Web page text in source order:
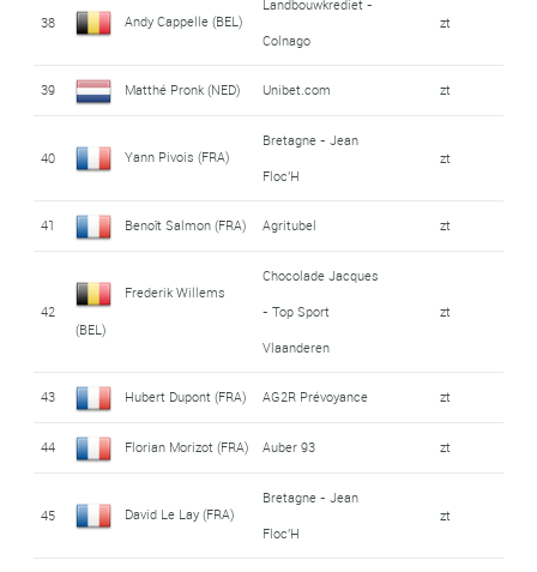
38 Andy Cappelle (BEL)
Landbouwkrediet -
Colnago
zt
39 Matthé Pronk (NED) Unibet.com zt
40 Yann Pivois (FRA)
Bretagne - Jean
Floc'H
zt
41 Benoît Salmon (FRA) Agritubel zt
42
Frederik Willems
(BEL)
Chocolade Jacques
- Top Sport
Vlaanderen
zt
43 Hubert Dupont (FRA) AG2R Prévoyance zt
44 Florian Morizot (FRA) Auber 93 zt
45 David Le Lay (FRA)
Bretagne - Jean
Floc'H
zt